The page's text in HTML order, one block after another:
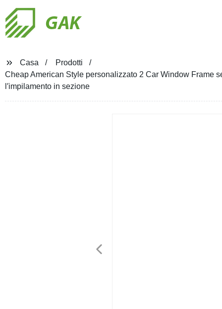
GAK
Casa
Prodotti
Cheap American Style personalizzato 2 Car Window Frame
l′impilamento in sezione